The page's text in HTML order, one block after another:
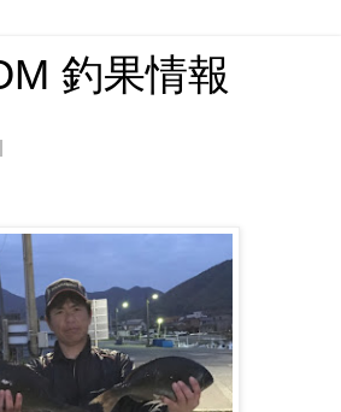
釣果情報